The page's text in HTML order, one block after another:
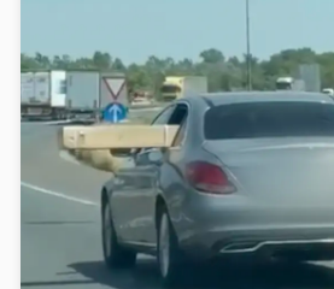
Pokretanje videa...